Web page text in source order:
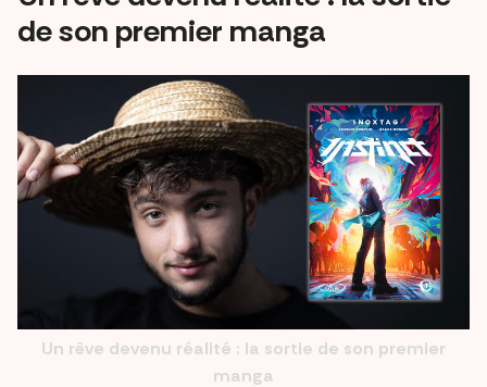
de son premier manga
Un rêve devenu réalité : la sortie de son premier
manga